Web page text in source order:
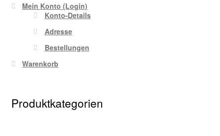
Mein Konto (Login)
Konto-Details
Adresse
Bestellungen
Warenkorb
Produktkategorien